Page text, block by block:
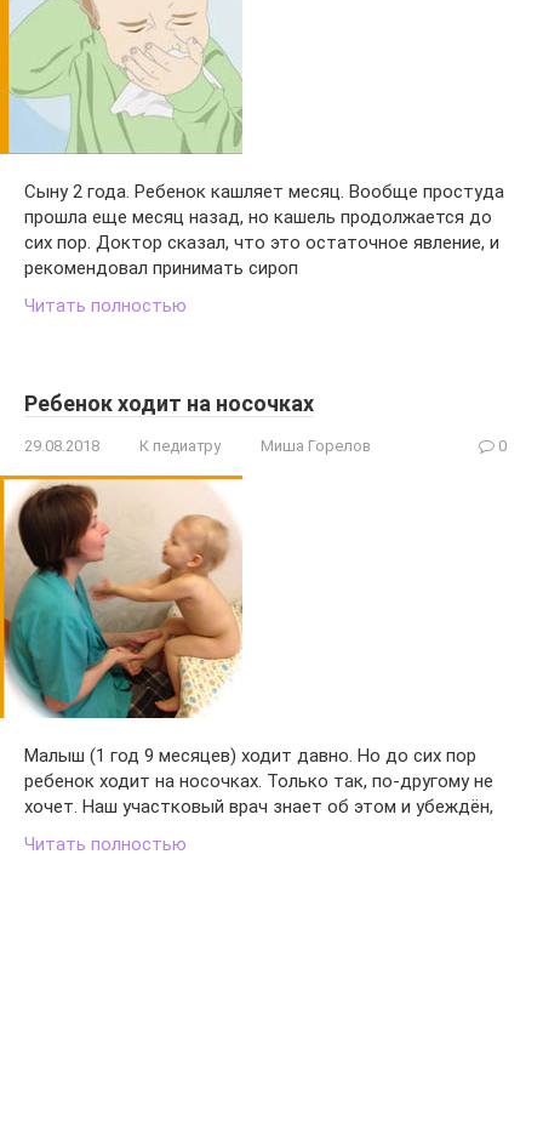
Сыну 2 года. Ребенок кашляет месяц. Вообще простуда
прошла еще месяц назад, но кашель продолжается до
сих пор. Доктор сказал, что это остаточное явление, и
рекомендовал принимать сироп
Читать полностью
Ребенок ходит на носочках
29.08.2018 К педиатру Миша Горелов 0
Малыш (1 год 9 месяцев) ходит давно. Но до сих пор
ребенок ходит на носочках. Только так, по-другому не
хочет. Наш участковый врач знает об этом и убеждён,
Читать полностью